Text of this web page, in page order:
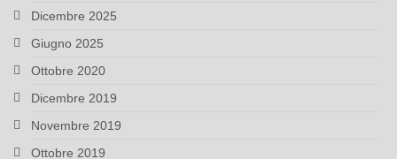
Dicembre 2025
Giugno 2025
Ottobre 2020
Dicembre 2019
Novembre 2019
Ottobre 2019